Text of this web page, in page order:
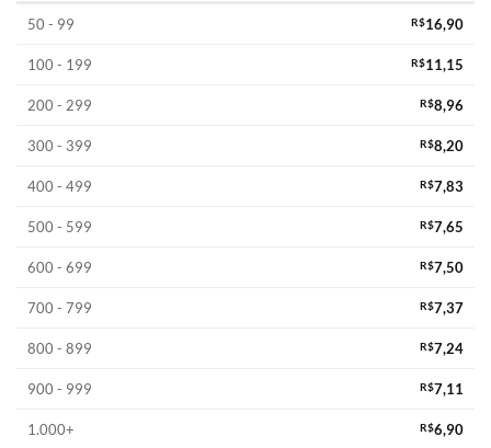
50 - 99 R$16,90
100 - 199 R$11,15
200 - 299 R$8,96
300 - 399 R$8,20
400 - 499 R$7,83
500 - 599 R$7,65
600 - 699 R$7,50
700 - 799 R$7,37
800 - 899 R$7,24
900 - 999 R$7,11
1.000+ R$6,90